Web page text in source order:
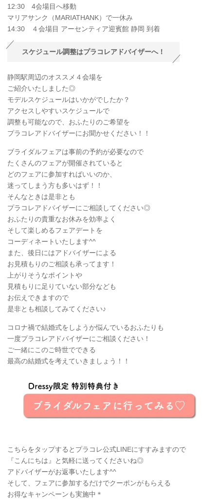
12:30 4会場目へ移動
マリアサンク（MARIATHANK）で一休み
14:30 ４会場目 アーセンティア迎賓館 静岡 到着
スケジュール調整はプラコレアドバイザーへ！
静岡駅周辺のオススメ４会場を
ご紹介いたしました◎
モデルスケジュールはいかがでしたか？
アクセスしやすいスケジュールで
調整も可能なので、おふたりのご希望を
プラコレアドバイザーにお聞かせください！！
ブライダルフェアは事前の予約が必要なので
たくさんのフェアが開催されていると
どのフェアに参加すればいいのか、
迷ってしまう方も多いはず！！
そんなときは是非とも
プラコレアドバイザーにご相談してください◎
おふたりの貴重なお休みを効率よく
そして楽しめるフェアデートを
コーディネートいたします^^
また、後日にはアドバイザーによる
お見積もりのご相談も承ってます！
上がりそうなポイントや
見積もりに足りていない部分なども
お伝えできますので
是非とも相談してみてください♪
コロナ禍で結婚式をしようか悩んでいるおふたりも
一度プラコレアドバイザーにご相談ください！
ご一緒にこのご時世でできる
最高の結婚式を考えていきましょう！！
こちらをタップするとプラコレ公式LINEにすすみますので
『こんにちは』と気軽に送ってくださいね◎
アドバイザーがお返事いたします^^
そして、フェアに参加するだけでクーポンがもらえる
お得なキャンペーンも実施中＊